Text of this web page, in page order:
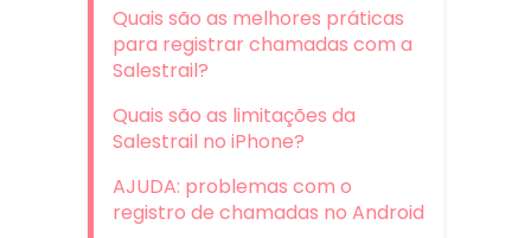
Quais são as melhores práticas
para registrar chamadas com a
Salestrail?
Quais são as limitações da
Salestrail no iPhone?
AJUDA: problemas com o
registro de chamadas no Android